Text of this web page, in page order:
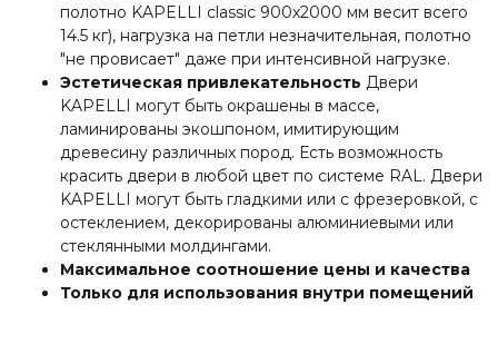
полотно KAPELLI classic 900х2000 мм весит всего
14.5 кг), нагрузка на петли незначительная, полотно
"не провисает" даже при интенсивной нагрузке.
Эстетическая привлекательность Двери
KAPELLI могут быть окрашены в массе,
ламинированы экошпоном, имитирующим
древесину различных пород. Есть возможность
красить двери в любой цвет по системе RAL. Двери
KAPELLI могут быть гладкими или с фрезеровкой, с
остеклением, декорированы алюминиевыми или
стеклянными молдингами.
Максимальное соотношение цены и качества
Только для использования внутри помещений